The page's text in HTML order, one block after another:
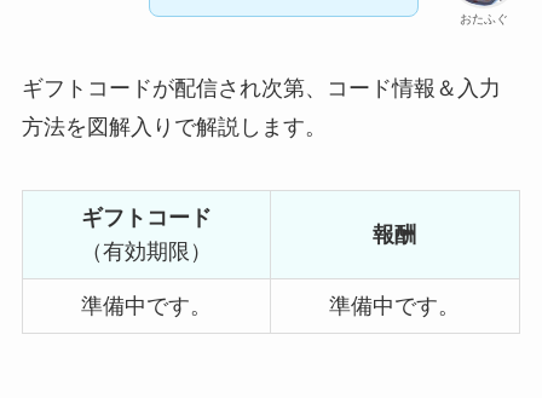
おたふぐ
ギフトコードが配信され次第、コード情報＆入力
方法を図解入りで解説します。
ギフトコード
（有効期限）
報酬
準備中です。 準備中です。